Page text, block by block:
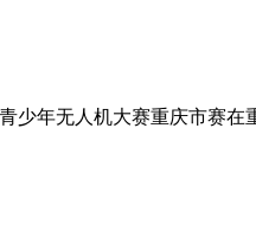
少年无人机大赛重庆市赛